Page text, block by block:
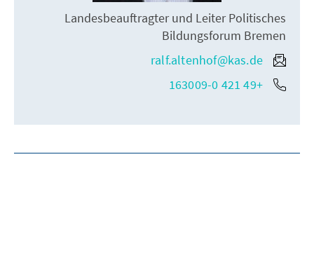
Landesbeauftragter und Leiter Politisches
Bildungsforum Bremen
ralf.altenhof@kas.de
+49 421 163009-0